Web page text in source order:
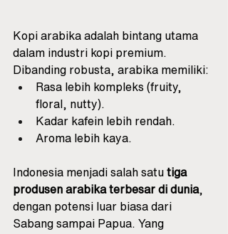
Kopi arabika adalah bintang utama
dalam industri kopi premium.
Dibanding robusta, arabika memiliki:
Rasa lebih kompleks (fruity,
floral, nutty).
Kadar kafein lebih rendah.
Aroma lebih kaya.
Indonesia menjadi salah satu tiga
produsen arabika terbesar di dunia,
dengan potensi luar biasa dari
Sabang sampai Papua. Yang